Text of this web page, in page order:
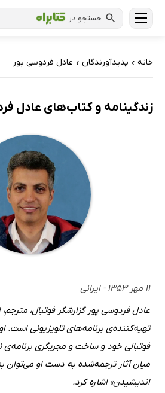
جستجو در
خانه › پدیدآورندگان › عادل فردوسی پور
زندگینامه و کتاب‌های عادل
۱۱ مهر ۱۳۵۳ - ایرانی
عادل فردوسی پور گزارشگر فوتبال،
تهیه‌کننده‌ی برنامه‌های تلویزیونی است.
فوتبالی خود و ساخت و مجریگری برنامه‌ی
میان آثار ترجمه‌شده‌ به دست او می‌توان
اندیشیدن» اشاره کرد.